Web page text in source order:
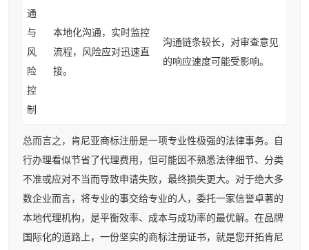
通
与
风
险
控
制
本地化沟通，实时监控
流程，风险应对迅速直
接。
沟通链条较长，对审查意见
的响应速度可能受影响。
总而言之，肯尼亚商标注册是一项专业性极强的法律事务。自
行办理看似节省了代理费用，但可能因不熟悉法律细节、分类
不准或应对不当而导致申请失败，最终损失更大。对于绝大多
数企业而言，将专业的事交给专业的人，委托一家信誉卓著的
本地代理机构，是平衡效率、成本与成功率的最优解。在品牌
国际化的道路上，一份坚实的商标注册证书，就是您开拓肯尼